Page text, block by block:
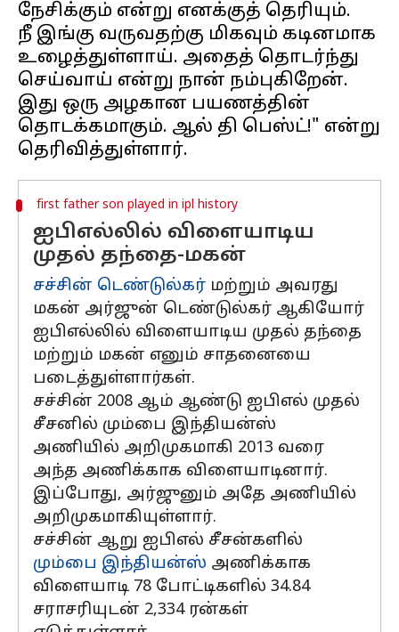
நேசிக்கும் என்று எனக்குத் தெரியும்.
நீ இங்கு வருவதற்கு மிகவும் கடினமாக
உழைத்துள்ளாய். அதைத் தொடர்ந்து
செய்வாய் என்று நான் நம்புகிறேன்.
இது ஒரு அழகான பயணத்தின்
தொடக்கமாகும். ஆல் தி பெஸ்ட்!" என்று
first father son played in ipl history
ஐபிஎல்லில் விளையாடிய
முதல் தந்தை-மகன்
சச்சின் டெண்டுல்கர் மற்றும் அவரது
மகன் அர்ஜுன் டெண்டுல்கர் ஆகியோர்
ஐபிஎல்லில் விளையாடிய முதல் தந்தை
மற்றும் மகன் எனும் சாதனையை
படைத்துள்ளார்கள்.
சச்சின் 2008 ஆம் ஆண்டு ஐபிஎல் முதல்
சீசனில் மும்பை இந்தியன்ஸ்
அணியில் அறிமுகமாகி 2013 வரை
அந்த அணிக்காக விளையாடினார்.
இப்போது, அர்ஜுனும் அதே அணியில்
அறிமுகமாகியுள்ளார்.
சச்சின் ஆறு ஐபிஎல் சீசன்களில்
மும்பை இந்தியன்ஸ் அணிக்காக
விளையாடி 78 போட்டிகளில் 34.84
சராசரியுடன் 2,334 ரன்கள்